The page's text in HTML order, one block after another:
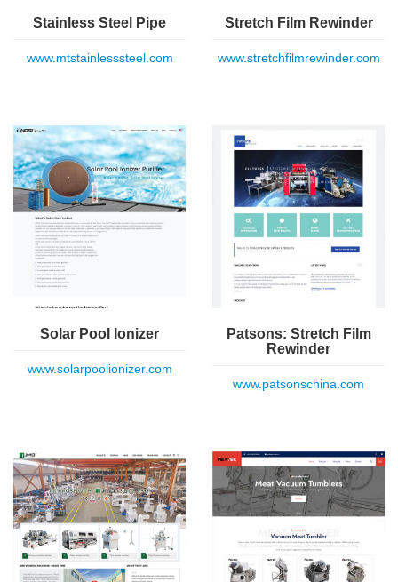
Stainless Steel Pipe
www.mtstainlesssteel.com
Stretch Film Rewinder
www.stretchfilmrewinder.com
Solar Pool Ionizer
www.solarpoolionizer.com
Patsons: Stretch Film
Rewinder
www.patsonschina.com